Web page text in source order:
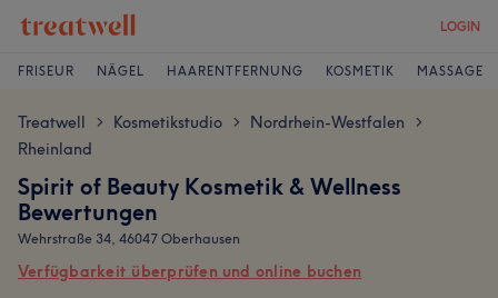
LOGIN
FRISEUR NÄGEL HAARENTFERNUNG KOSMETIK MASSAGE
Treatwell > Kosmetikstudio > Nordrhein-Westfalen >
Rheinland
Spirit of Beauty Kosmetik & Wellness
Bewertungen
Wehrstraße 34, 46047 Oberhausen
Verfügbarkeit überprüfen und online buchen